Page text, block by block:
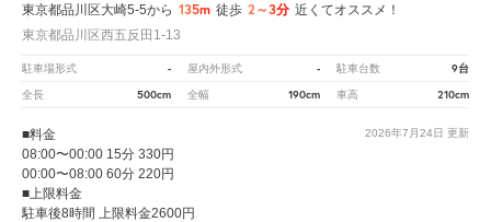
東京都品川区大崎5-5から 135m 徒歩 2～3分 近くてオススメ！
東京都品川区西五反田1-13
駐車場形式 - 屋内外形式 - 駐車台数 9台
全長 500cm 全幅 190cm 車高 210cm
2026年7月24日 更新
■料金
08:00〜00:00 15分 330円
00:00〜08:00 60分 220円
■上限料金
駐車後8時間 上限料金2600円